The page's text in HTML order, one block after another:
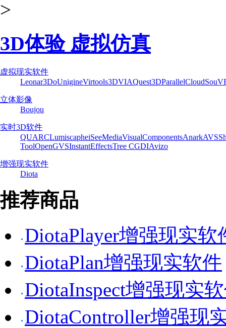
>
3D体验 虚拟仿真
虚拟现实软件
Leonar3DoUnigineVirtools3DVIAQuest3DParallelCloud
立体影像
Boujou
实时3D软件
QUARCLumiscapheiSeeMediaVisualComponentsAnarkAVS
ToolOpenGVSInstantEffectsTree CGDIAvizo
增强现实软件
Diota
推荐商品
DiotaPlayer增强现实软
DiotaPlan增强现实软件
DiotaInspect增强现实
DiotaController增强现